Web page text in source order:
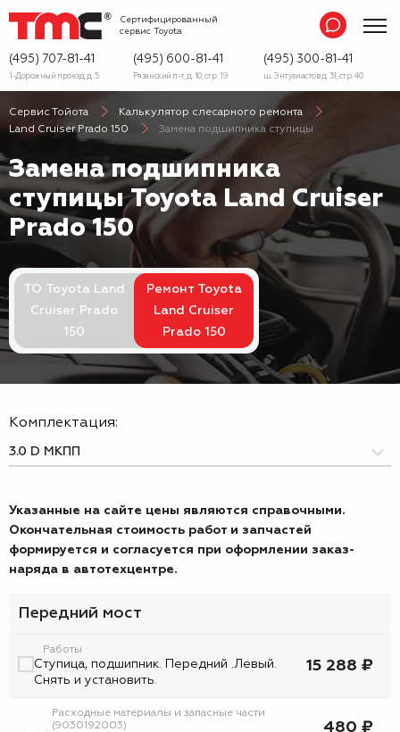
Сертифицированный
сервис Toyota
(495) 707-81-41
1-Дорожный проезд, д. 5
(495) 600-81-41
Рязанский п-т, д. 10, стр. 19
(495) 300-81-41
ш. Энтузиастов д. 31, стр. 40
Сервис Тойота
Калькулятор слесарного ремонта
Land Cruiser Prado 150
Замена подшипника ступицы
Замена подшипника
ступицы Toyota Land Cruiser
Prado 150
ТО Toyota Land
Cruiser Prado
150
Ремонт Toyota
Land Cruiser
Prado 150
Комплектация:
Указанные на сайте цены являются справочными.
Окончательная стоимость работ и запчастей
формируется и согласуется при оформлении заказ-
наряда в автотехцентре.
Передний мост
Работы
Ступица, подшипник. Передний .Левый.
Снять и установить.
15 288 ₽
Расходные материалы и запасные части
(9030192003)
480 ₽